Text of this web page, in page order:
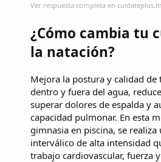
Ver respuesta completa en
¿Cómo cambia tu
la natación?
Mejora la postura y calidad
dentro y fuera del agua,
superar dolores de espalda y
capacidad pulmonar. En esta
gimnasia en piscina, se
interválico de alta intensidad
trabajo cardiovascular, fuerza